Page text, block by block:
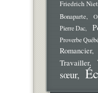
Friedrich
Bonaparte
Pierre Dac
Proverbe
Romancier
Travailler
sœur